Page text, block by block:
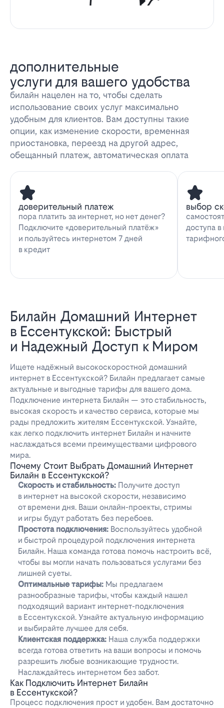
дополнительные
услуги для вашего удобства
билайн нацелен на то, чтобы сделать
использование своих услуг максимально
удобным для клиентов. Вам доступны такие
опции, как изменение скорости, временная
приостановка, переезд на другой адрес,
обещанный платеж, автоматическая оплата
доверительный платеж
пора платить за интернет, но нет денег?
Подключите «доверительный платёж»
и пользуйтесь интернетом 7 дней
в кредит
выбор
доступа
Билайн Домашний Интернет
в Ессентукской: Быстрый
и Надежный Доступ к Миром
Ищете надёжный высокоскоростной домашний
интернет в Ессентукской? Билайн предлагает самые
актуальные и выгодные тарифы для вашего дома.
Подключение интернета Билайн — это стабильность,
высокая скорость и качество сервиса, которые мы
рады предложить жителям Ессентукской. Узнайте,
как легко подключить интернет Билайн и начните
наслаждаться всеми преимуществами цифрового
мира.
Почему Стоит Выбрать Домашний Интернет
Билайн в Ессентукской?
Скорость и стабильность: Получите доступ
в интернет на высокой скорости, независимо
от времени дня. Ваши онлайн-проекты, стримы
и игры будут работать без перебоев.
Простота подключения: Воспользуйтесь удобной
и быстрой процедурой подключения интернета
Билайн. Наша команда готова помочь настроить всё,
чтобы вы могли начать пользоваться услугами без
лишней суеты.
Оптимальные тарифы: Мы предлагаем
разнообразные тарифы, чтобы каждый нашел
подходящий вариант интернет-подключения
в Ессентукской. Узнайте актуальную информацию
и выбирайте лучшее для себя.
Клиентская поддержка: Наша служба поддержки
всегда готова ответить на ваши вопросы и помочь
разрешить любые возникающие трудности.
Наслаждайтесь интернетом без забот.
Как Подключить Интернет Билайн
в Ессентукской?
Процесс подключения прост и удобен. Вам достаточно